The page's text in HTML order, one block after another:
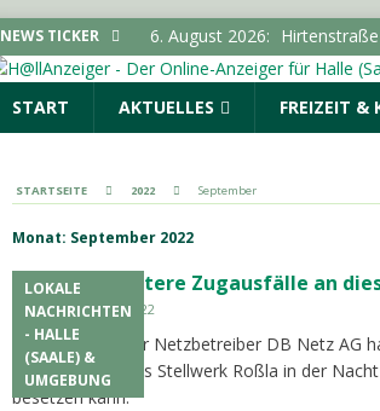
NEWS TICKER 6. August 2026:
gesperrt
LOKALE
6. August 2026:
6. August 2026:
6. August 2026: 18-Jähriger
START AKTUELLES FREIZEIT &
STARTSEITE 2022 September
Monat: September 2022
LOKALE
NACHRICHTEN
- HALLE
(SAALE) &
UMGEBUNG
Weitere Zugausfälle an
30. September 2022
Halle. Abellio. Der Netzbetreiber DB Netz
Unternehmen das Stellwerk Roßla in der
besetzen kann.